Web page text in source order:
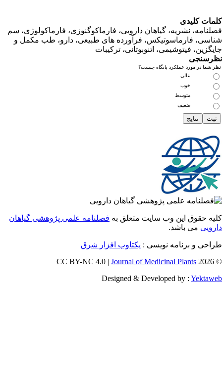
کلیدی
نشریه، گیاهان دارویی، فارماکوگنوزی، فارماکولوژی، سم
فارماسوتیکس، فرآورده های طبیعی، دارو، طب مکمل و
فیتوشیمی، اتنوبوتانی، ترکیبات
در مورد عملکرد پایگاه چیست؟
متوسط
ضعیف
حقوق این وب سایت متعلق بهفصلنامه علمی پژوهشی گیاهان
می باشد.
و برنامه نویسی :یکتاوب افزار شرق
Journal of Medicinal Plants
Designed & Developed by :